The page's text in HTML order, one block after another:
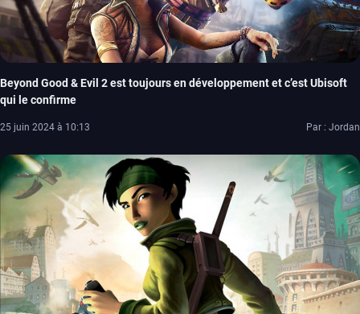
Beyond Good & Evil 2 est toujours en développement et c’est Ubisoft
qui le confirme
25 juin 2024 à 10:13 Par : Jordan